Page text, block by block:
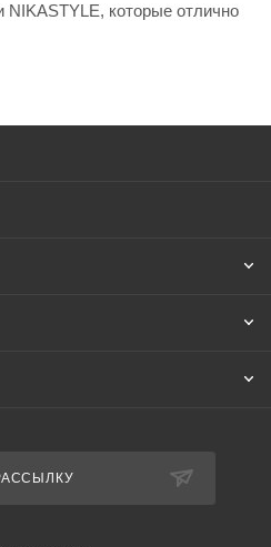
которые отлично